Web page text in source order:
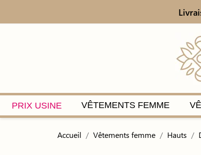
PRIX USINE VÊTEMENTS FEMME
Accueil Vêtements femme Hauts